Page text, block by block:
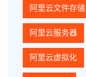
阿里云文件存储
阿里云服务器
阿里云虚拟化